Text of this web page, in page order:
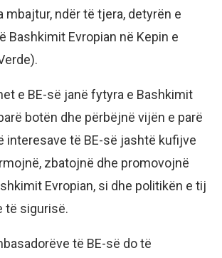
mbajtur, ndër të tjera, detyrën e
Bashkimit Evropian në Kepin e
e BE-së janë fytyra e Bashkimit
botën dhe përbëjnë vijën e parë
interesave të BE-së jashtë kufijve
zbatojnë dhe promovojnë
Evropian, si dhe politikën e tij
të sigurisë.
të BE-së do të